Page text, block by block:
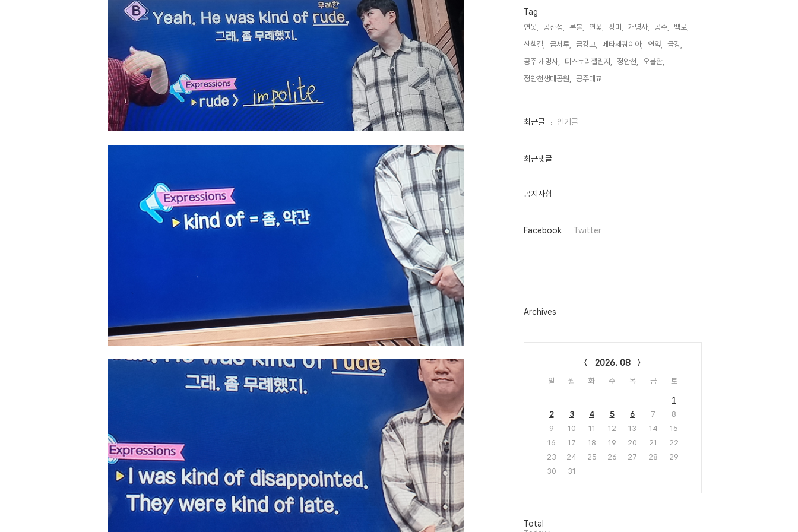
Tag
연못, 공산성, 론볼, 연꽃, 장미, 개명사, 공주,
백로,
산책길,
금서루, 금강교, 메타세쿼이아, 연잎,
금강,
공주 개명사,
티스토리챌린지, 정안천,
오블완,
정안천생태공원,
공주대교,
최
인
최근글 인기글
최근댓글
공지사항
페
그
Facebook Twitter
Archives
2026. 08
일 월 화 수 목 금 토
1
2
3 4 5 6 7
8
9
10 11 12 13 14
15
16
17 18 19 20 21
22
23
24 25 26 27 28
29
30
31
방
Total